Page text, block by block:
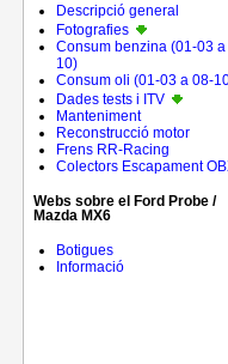
Descripció general
Fotografies
Consum benzina (01-03
10)
Consum oli (01-03 a 08-
Dades tests i ITV
Manteniment
Reconstrucció motor
Frens RR-Racing
Colectors Escapament
Webs sobre el Ford Probe /
Mazda MX6
Botigues
Informació